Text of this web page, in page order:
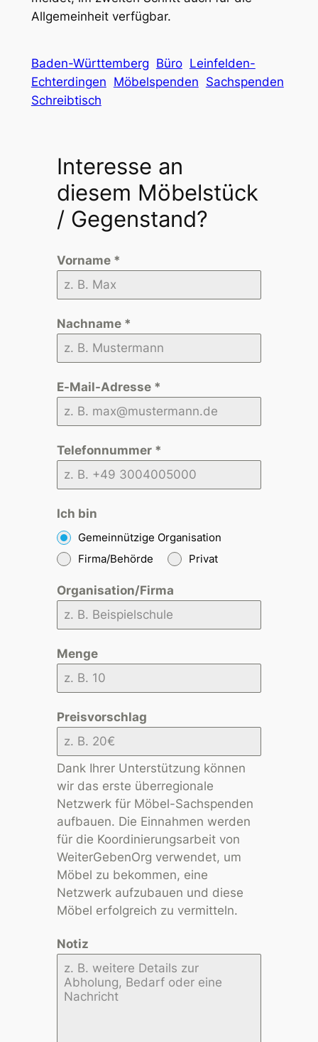
Allgemeinheit verfügbar.
Baden-Württemberg Büro Leinfelden-
Echterdingen Möbelspenden Sachspenden
Schreibtisch
Interesse an
diesem Möbelstück
/ Gegenstand?
Vorname *
Nachname *
E-Mail-Adresse *
Telefonnummer *
Ich bin
Gemeinnützige Organisation
Firma/Behörde
Privat
Organisation/Firma
Menge
Preisvorschlag
Dank Ihrer Unterstützung können
wir das erste überregionale
Netzwerk für Möbel-Sachspenden
aufbauen. Die Einnahmen werden
für die Koordinierungsarbeit von
WeiterGebenOrg verwendet, um
Möbel zu bekommen, eine
Netzwerk aufzubauen und diese
Möbel erfolgreich zu vermitteln.
Notiz